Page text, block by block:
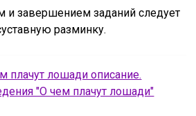
и завершением заданий следует
разминку.
плачут лошади описание.
"О чем плачут лошади"